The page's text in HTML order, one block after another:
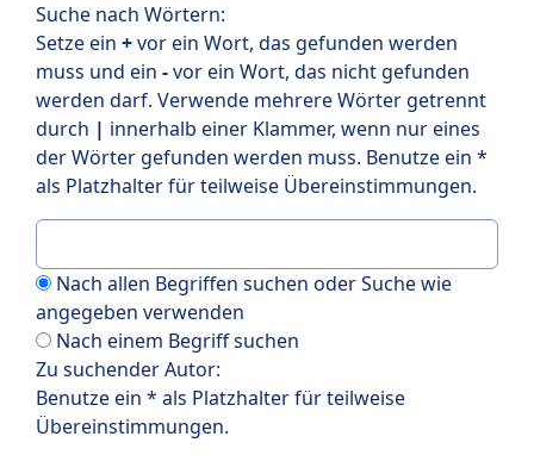
Suche nach Wörtern:
Setze ein +vor ein Wort, das gefunden werden
muss und ein -vor ein Wort, das nicht gefunden
werden darf. Verwende mehrere Wörter getrennt
durch | innerhalb einer Klammer, wenn nur eines
der Wörter gefunden werden muss. Benutze ein *
als Platzhalter für teilweise Übereinstimmungen.
Nach allen Begriffen suchen oder Suche wie
angegeben verwenden
Nach einem Begriff suchen
Zu suchender Autor:
Benutze ein * als Platzhalter für teilweise
Übereinstimmungen.